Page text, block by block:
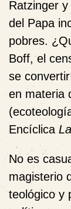
Ratzinger
del Papa
pobres.
Boff, el
se
en materia
Encíclica
No es
magisterio
teológico y